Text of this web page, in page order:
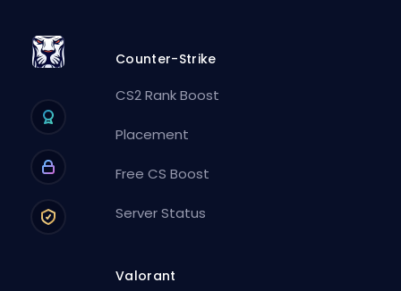
Counter-Strike
CS2 Rank Boost
Placement
Free CS Boost
Server Status
Valorant